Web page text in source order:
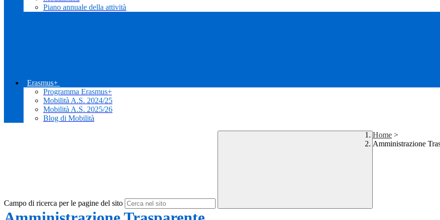
Piano annuale della attività
Erasmus+
Programma Erasmus+
Mobilità A.S. 2024/25
Mobilità A.S. 2025/26
Blog di Mobilità
Campo di ricerca per le pagine del sito
Home >
Amministrazione